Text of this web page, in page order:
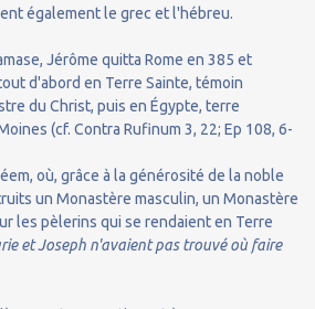
également le grec et l'hébreu.
Jérôme quitta Rome en 385 et
d'abord en Terre Sainte, témoin
du Christ, puis en Égypte, terre
(cf. Contra Rufinum 3, 22; Ep 108, 6-
où, grâce à la générosité de la noble
un Monastère masculin, un Monastère
les pèlerins qui se rendaient en Terre
et Joseph n'avaient pas trouvé où faire